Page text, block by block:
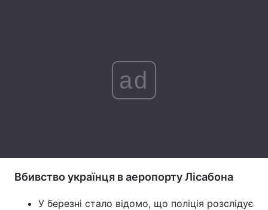
Тема оформлення
ad
Вбивство українця в аеропорту Лісабона
У березні стало відомо, що поліція розслідує